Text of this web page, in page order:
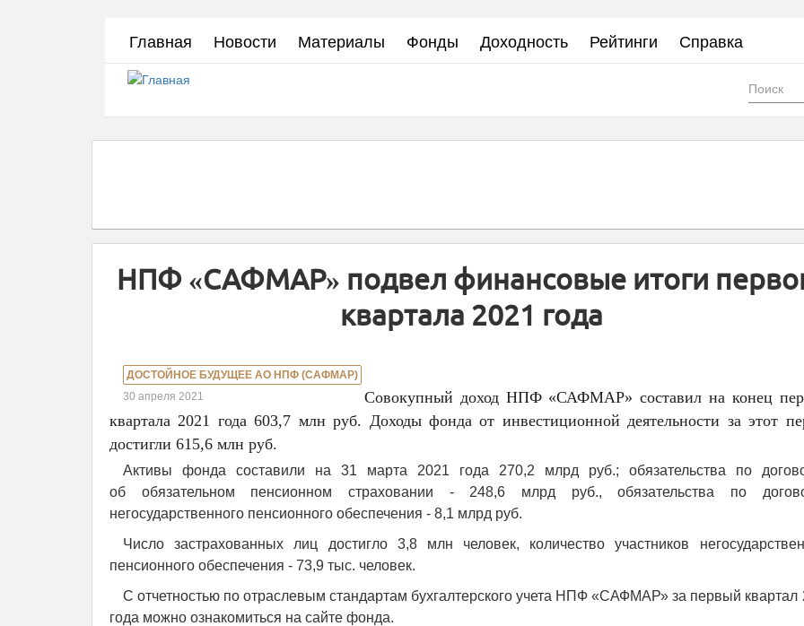
Главная Новости Материалы Фонды Доходность Рейтинги Справка
НПФ «САФМАР» подвел финансовые итоги
квартала 2021 года
ДОСТОЙНОЕ БУДУЩЕЕ АО НПФ (САФМАР)
30 апреля 2021
Совокупный доход НПФ «САФМАР» составил на конец
квартала 2021 года 603,7 млн руб. Доходы фонда от инвестиционной деятельности за этот
достигли 615,6 млн руб.
Активы фонда составили на 31 марта 2021 года 270,2 млрд руб.; обязательства по
об обязательном пенсионном страховании - 248,6 млрд руб., обязательства по
негосударственного пенсионного обеспечения - 8,1 млрд руб.
Число застрахованных лиц достигло 3,8 млн человек, количество участников
пенсионного обеспечения - 73,9 тыс. человек.
С отчетностью по отраслевым стандартам бухгалтерского учета НПФ «САФМАР» за первый квартал
года можно ознакомиться на сайте фонда.